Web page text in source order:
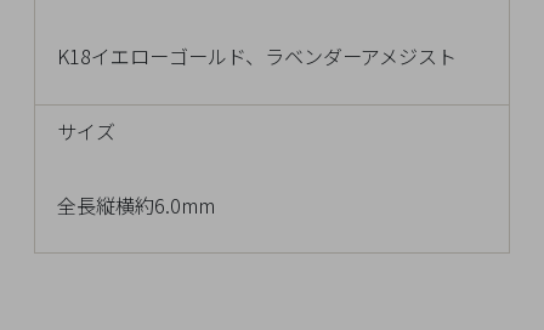
K18イエローゴールド、ラベンダーアメジスト
サイズ
全長縦横約6.0mm
チ
ェ